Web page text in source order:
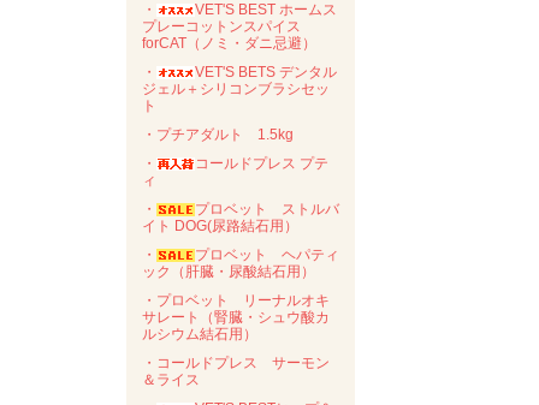
・
VET'S BEST ホームス
プレーコットンスパイス
forCAT（ノミ・ダニ忌避）
・
VET'S BETS デンタル
ジェル＋シリコンブラシセッ
ト
・プチアダルト 1.5kg
・
コールドプレス プテ
ィ
・
プロベット ストルバ
イト DOG(尿路結石用）
・
プロベット ヘパティ
ック（肝臓・尿酸結石用）
・プロベット リーナルオキ
サレート（腎臓・シュウ酸カ
ルシウム結石用）
・コールドプレス サーモン
＆ライス